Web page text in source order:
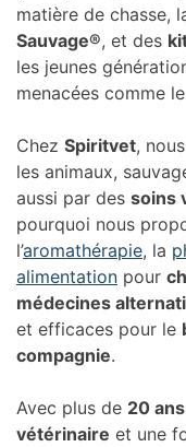
matière de chasse,
Sauvage®, et des
les jeunes
menacées comme
Chez Spiritvet,
les animaux,
aussi par des soins
pourquoi nous
l’aromathérapie, la
alimentation pour
médecines
et efficaces pour le
compagnie.
Avec plus de 20
vétérinaire et une